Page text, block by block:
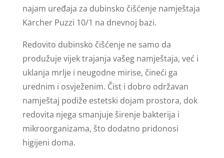
najam uređaja za dubinsko čišćenje namještaja
Kärcher Puzzi 10/1 na dnevnoj bazi.
Redovito dubinsko čišćenje ne samo da
produžuje vijek trajanja vašeg namještaja, već i
uklanja mrlje i neugodne mirise, čineći ga
urednim i osvježenim. Čist i dobro održavan
namještaj podiže estetski dojam prostora, dok
redovita njega smanjuje širenje bakterija i
mikroorganizama, što dodatno pridonosi
higijeni doma.